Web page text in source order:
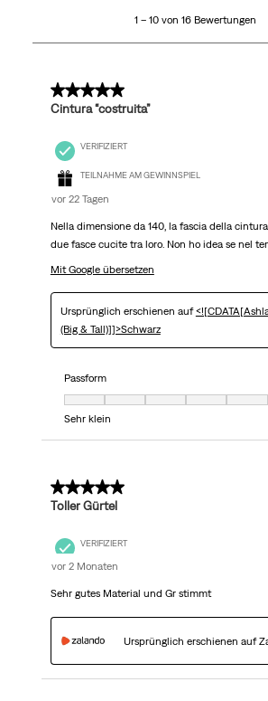
16
1 – 10 von 16 Bewertungen
5 von 5 Sternen.
Cintura “costruita”
VERIFIZIERT
TEILNAHME AM GEWINNSPIEL
vor 22 Tagen
Nella dimensione da 140, la fascia della
due fasce cucite tra loro. Non ho idea se nel
Mit Google übersetzen
Ursprünglich erschienen auf
(Big & Tall)]]>Schwarz
Passform
Passform, 7 von 7, wo 1 gleich Sehr klein ist
Sehr klein
5 von 5 Sternen.
Toller Gürtel
VERIFIZIERT
vor 2 Monaten
Sehr gutes Material und Gr stimmt
Ursprünglich erschienen auf